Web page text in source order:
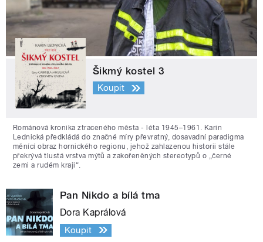
Šikmý kostel 3
Koupit
Románová kronika ztraceného města - léta 1945–1961. Karin
Lednická předkládá do značné míry převratný, dosavadní paradigma
měnící obraz hornického regionu, jehož zahlazenou historii stále
překrývá tlustá vrstva mýtů a zakořeněných stereotypů o „černé
zemi a rudém kraji“.
Pan Nikdo a bílá tma
Dora Kaprálová
Koupit